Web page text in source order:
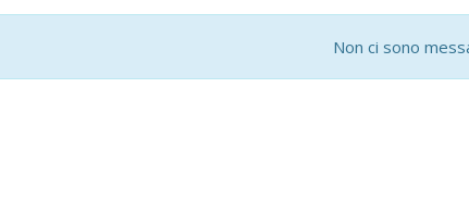
Non ci sono